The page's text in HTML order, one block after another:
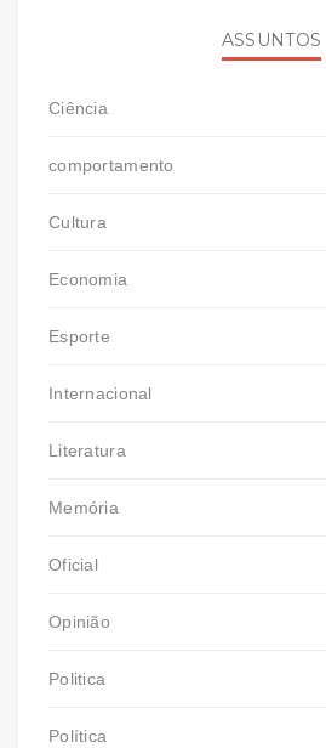
ASSUNTOS
Ciência
comportamento
Cultura
Economia
Esporte
Internacional
Literatura
Memória
Oficial
Opinião
Politica
Política